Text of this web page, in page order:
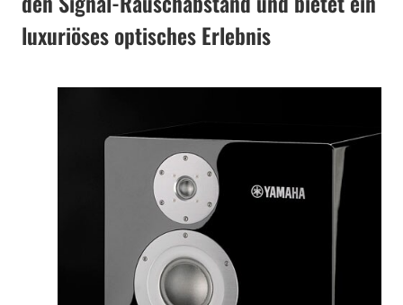
luxuriöses optisches Erlebnis